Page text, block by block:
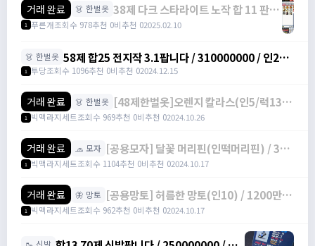
거래 완료 👗 한벌옷 38제 다크 스타라이트 노작 합 11 판매
합니다 / 2000만원 / 인 8 럭 3 /
https://open.kakao.com/o/sVgWzifh
1 푸른개조회수 978추천 0비추천 02025.02.10
👗 한벌옷 58제 합25 전지작 3.1팝니다 / 310000000 / 인20
럭5 / 카카오톡 오픈채팅을 시작해 보세요. 링크를 선
https://open.kakao.com/o/s8SYPaie
1 투당조회수 1096추천 0비추천 02024.12.15
거래 완료 👗 한벌옷 [48제한벌옷]오렌지 칼라스(인5/럭13) /
300만 / 전행100%떡작 / 3000000 /
1 빅맥라지세트조회수 969추천 0비추천 02024.10.26
거래 완료 🧢 모자 [공용모자] 달꽃 머리핀(인떡머리핀) / 380
만 / 투지100%떡작 / 3800000 /
1 빅맥라지세트조회수 1104추천 0비추천 02024.10.17
거래 완료 🦋 망토 [공용망토] 허름한 망토(인10) / 1200만 /
60%5작 / 12000000 /
1 빅맥라지세트조회수 962추천 0비추천 02024.10.17